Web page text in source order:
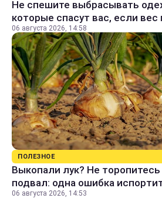
Не спешите выбрасывать
которые спасут вас, если
06 августа 2026, 14:58
ПОЛЕЗНОЕ
Выкопали лук? Не торопитесь
подвал: одна ошибка
06 августа 2026, 14:53